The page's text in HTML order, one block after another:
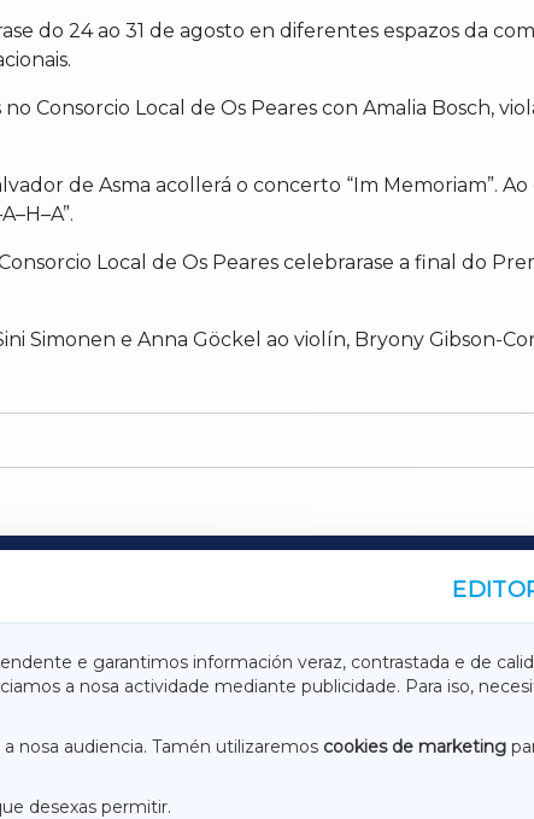
do 24 ao 31 de agosto en diferentes espazos da
Consorcio Local de Os Peares con Amalia Bosch,
de Asma acollerá o concerto “Im Memoriam”.
Local de Os Peares celebrarase a final do
Simonen e Anna Göckel ao violín, Bryony Gibson-
e garantimos información veraz, contrastada e de
a nosa actividade mediante publicidade. Para iso,
nosa audiencia. Tamén utilizaremos cookies de marketing
desexas permitir.
TERRACHAXA
ACORUÑAXA